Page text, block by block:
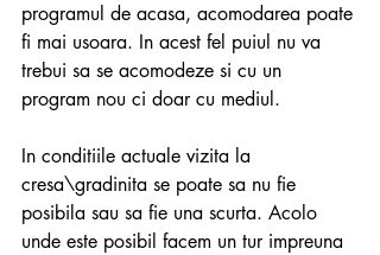
programul de acasa, acomodarea poate
fi mai usoara. In acest fel puiul nu va
trebui sa se acomodeze si cu un
program nou ci doar cu mediul.
In conditiile actuale vizita la
cresa\gradinita se poate sa nu fie
posibila sau sa fie una scurta. Acolo
unde este posibil facem un tur impreuna